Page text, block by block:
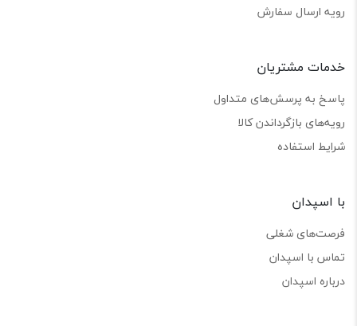
رویه ارسال سفارش
خدمات مشتریان
پاسخ به پرسش‌های متداول
رویه‌های بازگرداندن کالا
شرایط استفاده
با اسپدان
فرصت‌های شغلی
تماس با اسپدان
درباره اسپدان